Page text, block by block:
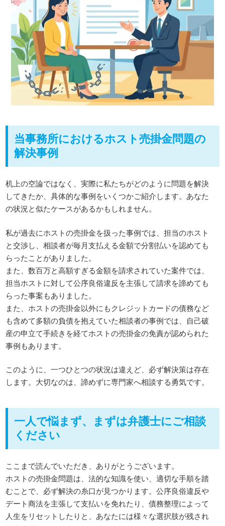
当事務所におけるホスト売掛金問題の
解決事例
机上の空論ではなく、実際に私たちがどのように問題を解決
してきたか、具体的な事例をいくつかご紹介します。あなた
の状況と似たケースがあるかもしれません。
私が過去にホストの売掛金を扱った事例では、担当のホスト
と交渉し、相談者が毎月支払える金額で分割払いを認めても
らったことがありました。
また、数百万と高額すぎる金額を請求されていた案件では、
担当ホストに対して公序良俗違反を主張して請求を諦めても
らった事案もありました。
また、ホストの売掛金以外にもクレジットカードの債務など
も含めて多額の負債を抱えていた相談者の事例では、自己破
産の申立て手続きを経てホストの売掛金の免責が認められた
事例もあります。
このように、一つひとつの状況は違えど、必ず解決策は存在
します。大切なのは、諦めずに専門家へ相談する勇気です。
一人で悩まず、まずは弁護士にご相談
ください
ここまで読んでいただき、ありがとうございます。
ホストの売掛金問題は、法的な知識を使い、適切な手順を踏
むことで、必ず解決の糸口が見つかります。公序良俗違反や
デート商法を主張して支払いを免れたり、債務整理によって
人生をリセットしたりと、あなたには様々な選択肢が残され